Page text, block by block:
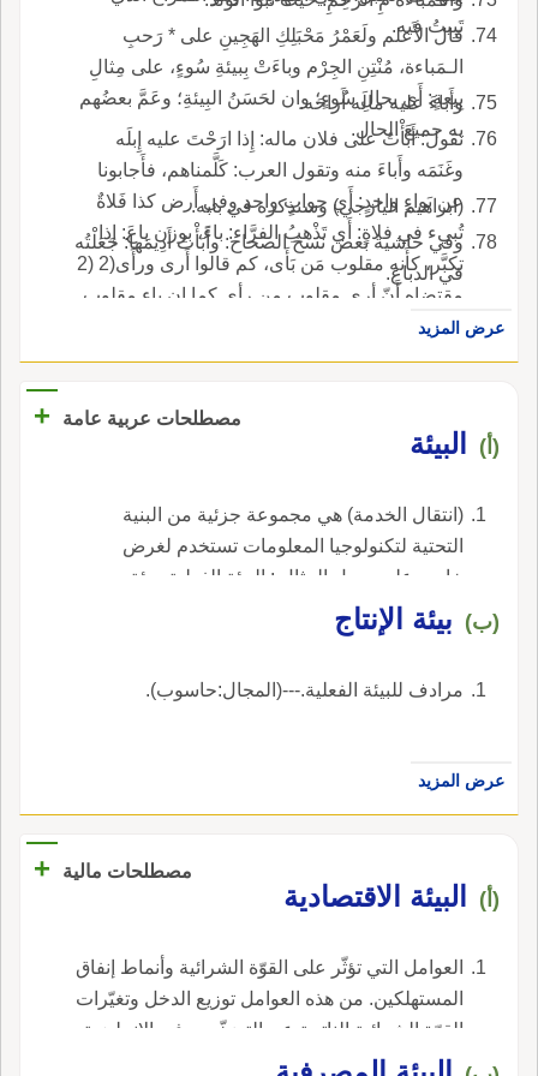
تَبِيتُ فيه.
قال الأَعلم ولَعَمْرُ مَحْبَلِكِ الهَجِينِ على * رَحبِ
الـمَباءة، مُنْتِنِ الجِرْم وباءَتْ بِبيئةِ سُوءٍ، على مِثالِ
بِيعةٍ: أَي بحالِ سُوءٍ؛ وان لحَسَنُ البِيئةِ؛ وعَمَّ بعضُهم
به جميعَ الحال.
وأَباءَ عليه مالَه أَراحَه.
تقول: أَبَأْتُ على فلان ماله: إِذا ارَحْتَ عليه إِبلَه
وغَنَمَه وأَباءَ منه وتقول العرب: كَلَّمناهم، فأَجابونا
عن بَواءٍ واحدٍ: أَي جوابٍ واحد وفي أَرض كذا فَلاةٌ
تُبيء في فلاةٍ: أَي تَذْهبُ الفرَّاء: باءَ، بوزن باعَ: إِذا
تكبَّر، كأَنه مقلوب مَن بَأَى، كم قالوا أَرى ورأَى(2 (2
مقتضاه أَنّ أرى مقلوب من رأى كما ان باء مقلوب
من بأى ولا تنظير بين الجانبين كما لا يخفى فضلاًعن
ان أرى ليس من المقلوب وان اوهم لفظُه ذلك
(ابراهيم اليازجي) وسنذكره في بابه.
وفي حاشية بعض نسخ الصحاح: وأَبَأْتُ أَدِيمَها: جَعَلْتُه
في الدباغ.
عرض المزيد
مصطلحات عربية عامة +
(أ) البيئة
(انتقال الخدمة) هي مجموعة جزئية من البنية
التحتية لتكنولوجيا المعلومات تستخدم لغرض
خاص. على سبيل المثال : البيئة الفعلية، بيئة
الاختبار، بيئة البناء. و يمكن أن تشترك عدة بيئات
في أحد عناصر التهيئة، على سبيل المثال بيئة
مختلفة على نفس جهاز الحاسب الرئيسي. أيضاً
البيئة أيضاً كمصطلح عام بمعنى الظروف الخارجية
(ب) بيئة الإنتاج
مرادف للبيئة الفعلية.---(المجال:حاسوب).
عرض المزيد
مصطلحات مالية +
(أ) البيئة الاقتصادية
العوامل التي تؤثّر على القوّة الشرائية وأنماط إنفاق
المستهلكين. من هذه العوامل توزيع الدخل وتغيّرات
القوّة الشرائية الناتجة عن التضخّم. ، في الإنجليزية،
هي economic environment.